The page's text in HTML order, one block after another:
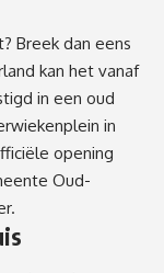
Breek dan eens
kan het vanaf
in een oud
in
opening
Oud-